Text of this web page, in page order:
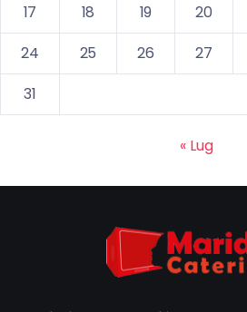
17
18 19 20
24
25 26 27
31
« Lug